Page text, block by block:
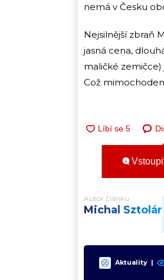
nemá v Česku
Nejsilnější zbraň
jasná cena,
maličké
Což
Autor článku
Michal Sztolár
Aktuality |